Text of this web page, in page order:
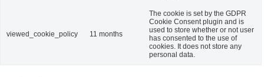
viewed_cookie_policy 11 months
The cookie is set by the GDPR
Cookie Consent plugin and is
used to store whether or not user
has consented to the use of
cookies. It does not store any
personal data.